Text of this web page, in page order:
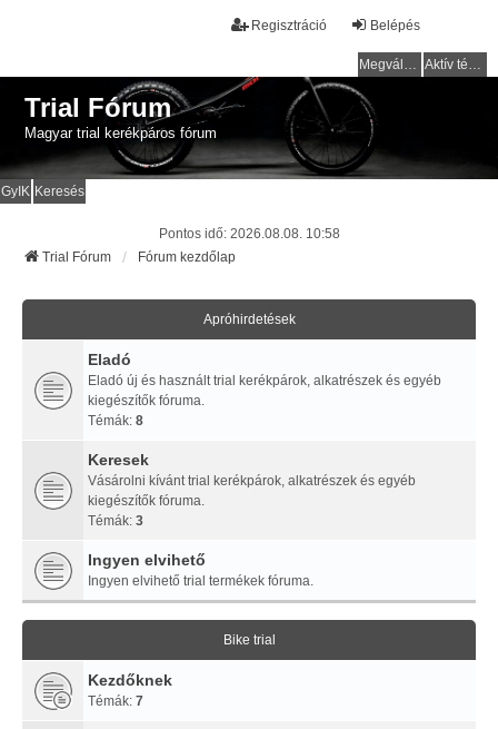
Belépés
Regisztráció
Megválaszolatlan témák Aktív témák
Trial Fórum
Magyar trial kerékpáros fórum
GyIK Keresés
Pontos idő: 2026.08.08. 10:58
Trial Fórum
Fórum kezdőlap
Apróhirdetések
Eladó
Eladó új és használt trial kerékpárok, alkatrészek és egyéb
kiegészítők fóruma.
Témák: 8
Keresek
Vásárolni kívánt trial kerékpárok, alkatrészek és egyéb
kiegészítők fóruma.
Témák: 3
Ingyen elvihető
Ingyen elvihető trial termékek fóruma.
Bike trial
Kezdőknek
Témák: 7